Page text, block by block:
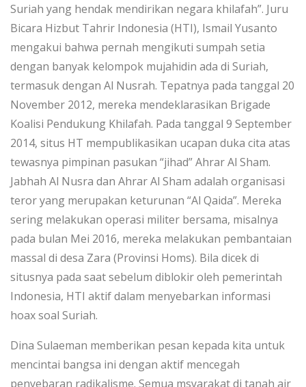
Suriah yang hendak mendirikan negara khilafah”. Juru
Bicara Hizbut Tahrir Indonesia (HTI), Ismail Yusanto
mengakui bahwa pernah mengikuti sumpah setia
dengan banyak kelompok mujahidin ada di Suriah,
termasuk dengan Al Nusrah. Tepatnya pada tanggal 20
November 2012, mereka mendeklarasikan Brigade
Koalisi Pendukung Khilafah. Pada tanggal 9 September
2014, situs HT mempublikasikan ucapan duka cita atas
tewasnya pimpinan pasukan “jihad” Ahrar Al Sham.
Jabhah Al Nusra dan Ahrar Al Sham adalah organisasi
teror yang merupakan keturunan “Al Qaida”. Mereka
sering melakukan operasi militer bersama, misalnya
pada bulan Mei 2016, mereka melakukan pembantaian
massal di desa Zara (Provinsi Homs). Bila dicek di
situsnya pada saat sebelum diblokir oleh pemerintah
Indonesia, HTI aktif dalam menyebarkan informasi
hoax soal Suriah.
Dina Sulaeman memberikan pesan kepada kita untuk
mencintai bangsa ini dengan aktif mencegah
penyebaran radikalisme. Semua msyarakat di tanah air